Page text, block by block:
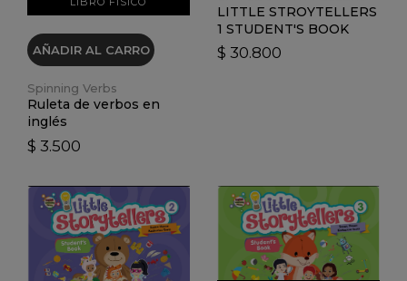
AÑADIR AL CARRO
Spinning Verbs
Ruleta de verbos en
inglés
$ 3.500
LITTLE STROYTELLERS
1 STUDENT'S BOOK
$ 30.800